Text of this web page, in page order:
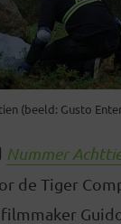
(beeld: Gusto
Nummer
de Tiger